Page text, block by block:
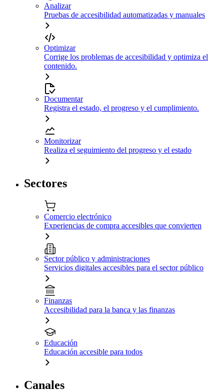
Analizar
Pruebas de accesibilidad automatizadas y manuales
Optimizar
Corrige los problemas de accesibilidad y optimiza el
contenido.
Documentar
Registra el estado, el progreso y el cumplimiento.
Monitorizar
Realiza el seguimiento del progreso y el estado
Sectores
Comercio electrónico
Experiencias de compra accesibles que convierten
Sector público y administraciones
Servicios digitales accesibles para el sector público
Finanzas
Accesibilidad para la banca y las finanzas
Educación
Educación accesible para todos
Canales